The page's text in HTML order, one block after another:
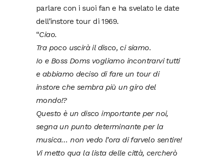
parlare con i suoi fan e ha svelato le date
dell’instore tour di 1969.
“Ciao.
Tra poco uscirà il disco, ci siamo.
Io e Boss Doms vogliamo incontrarvi tutti
e abbiamo deciso di fare un tour di
instore che sembra più un giro del
mondo!?
Questo è un disco importante per noi,
segna un punto determinante per la
musica… non vedo l’ora di farvelo sentire!
Vi metto qua la lista delle città, cercherò